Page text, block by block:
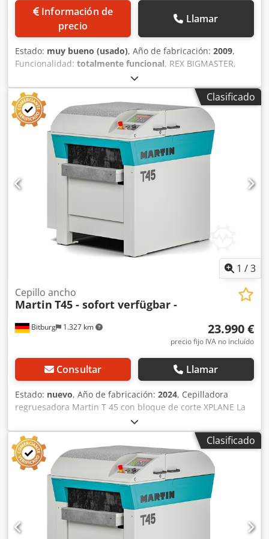
aceptación de equipos usados posibles en cualquier
momento para todos los productos de la industria Yorick
Información de
precio
Llamar
Estado: muy bueno (usado), Año de fabricación: 2009,
Funcionalidad: totalmente funcional, REX BIGMASTER,
máquina regruesadora A+D+FR+FL+AFV+NSH+HFRo+HFRu 6
rodillos + 2 unidades de cepillado. Disposición de los
rodillos: U-O-L-R-O-U Avance regulado por frecuencia
hasta 80 m/min. Ancho de cepillado: 310 mm. Altura de
cepillado: 205/300. Control de posicionamiento. Armario
eléctrico con control y unidad de potencia. Crjdpfxozrtn Ne
Akvef Panel de control. Cabina con aislamiento acústico. 2
juegos de herramientas. Documentación técnica.
Clasificado
1 /3
Bitburg 1.327 km
Cepillo ancho
Martin T45 - sofort verfügbar -
23.990 €
precio fijo IVA no incluído
Consultar Llamar
Estado: nuevo, Año de fabricación: 2024, Cepilladora
regruesadora Martin T 45 con bloque de corte XPLANE La
regruesadora T45 ofrece las condiciones ideales para la
producción moderna: Proporciona superficies cepilladas
limpiamente, es rápida y fácil de manejar y trabaja de
forma extremadamente silenciosa. y trabaja de forma
extremadamente silenciosa. El control electrónico de serie
permite Gracias a las 99 cotas de cepillado memorizables,
el ajuste de la altura de cepillado es tan sencillo que
incluso la la primera pieza de trabajo encaje
perfectamente. Naturalmente, la mesa de regrueso
también se puede desplazar con sólo pulsar un botón, o se
Clasificado